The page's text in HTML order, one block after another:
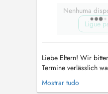
Nenhuma
Ligue
Liebe Eltern! Wir
Termine verlässlich
während dieser Zeit
bereit steht. Bei
Mostrar tudo